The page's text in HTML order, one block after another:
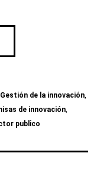
Gestión de la innovación,
de innovación,
publico